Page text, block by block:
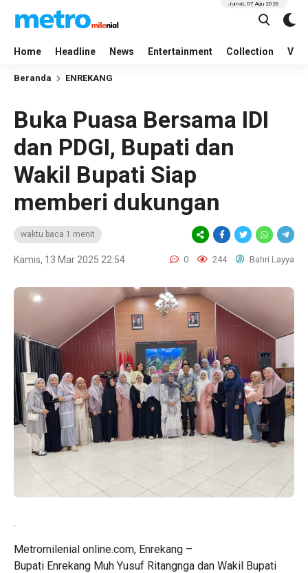
Home Headline News Entertainment Collection
Jumat, 07 Agu 2026
Beranda ENREKANG
Buka Puasa Bersama IDI
dan PDGI, Bupati dan
Wakil Bupati Siap
memberi dukungan
waktu baca 1 menit
Kamis, 13 Mar 2025 22:54 0 244 Bahri Layya
.
Metromilenial online.com, Enrekang –
Bupati Enrekang Muh Yusuf Ritangnga dan Wakil Bupati